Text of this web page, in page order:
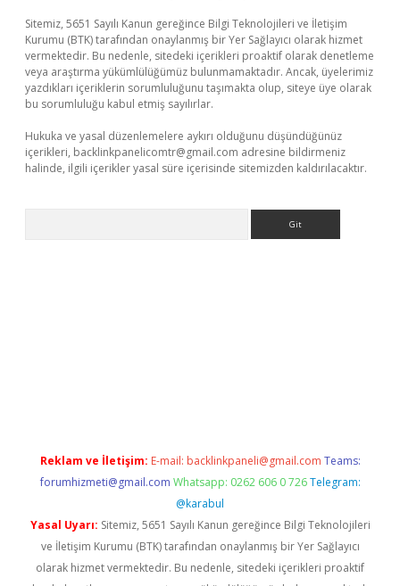
Sitemiz, 5651 Sayılı Kanun gereğince Bilgi Teknolojileri ve İletişim
Kurumu (BTK) tarafından onaylanmış bir Yer Sağlayıcı olarak hizmet
vermektedir. Bu nedenle, sitedeki içerikleri proaktif olarak denetleme
veya araştırma yükümlülüğümüz bulunmamaktadır. Ancak, üyelerimiz
yazdıkları içeriklerin sorumluluğunu taşımakta olup, siteye üye olarak
bu sorumluluğu kabul etmiş sayılırlar.
Hukuka ve yasal düzenlemelere aykırı olduğunu düşündüğünüz
içerikleri, backlinkpanelicomtr@gmail.com adresine bildirmeniz
halinde, ilgili içerikler yasal süre içerisinde sitemizden kaldırılacaktır.
Reklam ve İletişim: E-mail: backlinkpaneli@gmail.com Teams:
forumhizmeti@gmail.com Whatsapp: 0262 606 0 726 Telegram:
@karabul
Yasal Uyarı: Sitemiz, 5651 Sayılı Kanun gereğince Bilgi Teknolojileri
ve İletişim Kurumu (BTK) tarafından onaylanmış bir Yer Sağlayıcı
olarak hizmet vermektedir. Bu nedenle, sitedeki içerikleri proaktif